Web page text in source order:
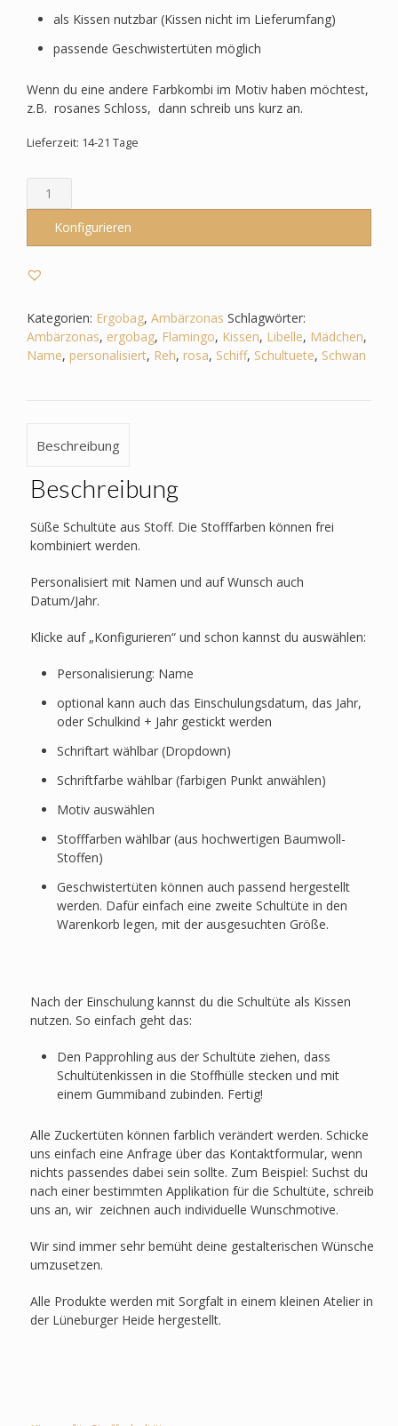
als Kissen nutzbar (Kissen nicht im Lieferumfang)
passende Geschwistertüten möglich
Wenn du eine andere Farbkombi im Motiv haben möchtest,
z.B. rosanes Schloss, dann schreib uns kurz an.
Lieferzeit: 14-21 Tage
Schultüte
passend
Ergobag
Ambärzonas
Schwan_Libelle_Flamingo_Reh
etc.
Menge
Konfigurieren
Kategorien: Ergobag, Ambärzonas Schlagwörter:
Ambärzonas, ergobag, Flamingo, Kissen, Libelle, Mädchen,
Name, personalisiert, Reh, rosa, Schiff, Schultuete, Schwan
Beschreibung
Beschreibung
Süße Schultüte aus Stoff. Die Stofffarben können frei
kombiniert werden.
Personalisiert mit Namen und auf Wunsch auch
Datum/Jahr.
Klicke auf „Konfigurieren“ und schon kannst du auswählen:
Personalisierung: Name
optional kann auch das Einschulungsdatum, das Jahr,
oder Schulkind + Jahr gestickt werden
Schriftart wählbar (Dropdown)
Schriftfarbe wählbar (farbigen Punkt anwählen)
Motiv auswählen
Stofffarben wählbar (aus hochwertigen Baumwoll-
Stoffen)
Geschwistertüten können auch passend hergestellt
werden. Dafür einfach eine zweite Schultüte in den
Warenkorb legen, mit der ausgesuchten Größe.
Nach der Einschulung kannst du die Schultüte als Kissen
nutzen. So einfach geht das:
Den Papprohling aus der Schultüte ziehen, dass
Schultütenkissen in die Stoffhülle stecken und mit
einem Gummiband zubinden. Fertig!
Alle Zuckertüten können farblich verändert werden. Schicke
uns einfach eine Anfrage über das Kontaktformular, wenn
nichts passendes dabei sein sollte. Zum Beispiel: Suchst du
nach einer bestimmten Applikation für die Schultüte, schreib
uns an, wir zeichnen auch individuelle Wunschmotive.
Wir sind immer sehr bemüht deine gestalterischen Wünsche
umzusetzen.
Alle Produkte werden mit Sorgfalt in einem kleinen Atelier in
der Lüneburger Heide hergestellt.